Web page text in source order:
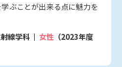
ぶことが出来る点に魅力を
線学科
女性 （2023年度